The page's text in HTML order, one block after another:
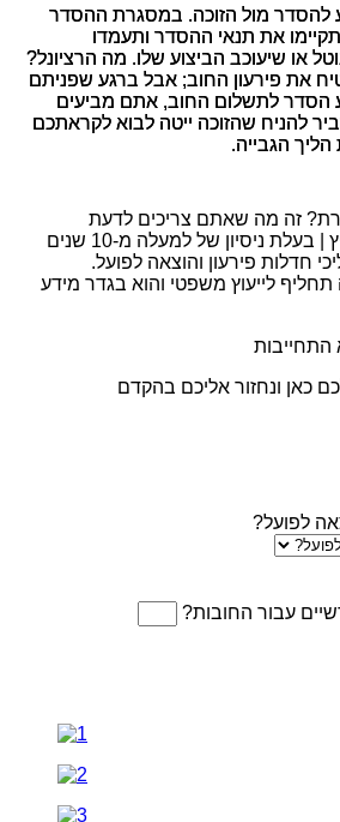
להסדר מול הזוכה. במסגרת ההסדר
את תנאי ההסדר ותעמדו
או שיעוכב הביצוע שלו. מה הרציונל?
את פירעון החוב; אבל ברגע שפניתם
הסדר לתשלום החוב, אתם מביעים
להניח שהזוכה ייטה לבוא לקראתכם
הגבייה.
עו"ד אבישג הורוויץ | בעלת ניסיון של למעלה מ-10 שנים
חדלות פירעון והוצאה לפועל.
לייעוץ משפטי והוא בגדר מידע
כאן ונחזור אליכם בהקדם
לפועל?
עבור החובות?